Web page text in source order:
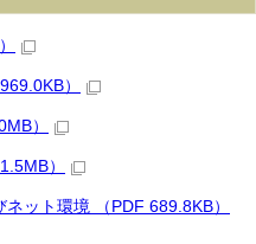
）
）
）
ット環境 （PDF 689.8KB）